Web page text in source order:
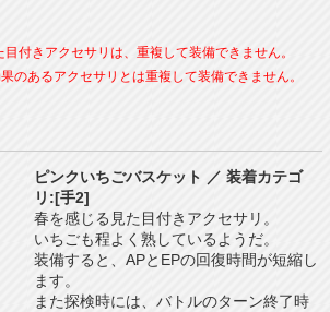
付きアクセサリは、重複して装備できません。
のあるアクセサリとは重複して装備できません。
ピンクいちごバスケット ／ 装着カテゴ
リ:[手2]
春を感じる見た目付きアクセサリ。
いちごも程よく熟しているようだ。
装備すると、APとEPの回復時間が短縮し
ます。
また探検時には、バトルのターン終了時